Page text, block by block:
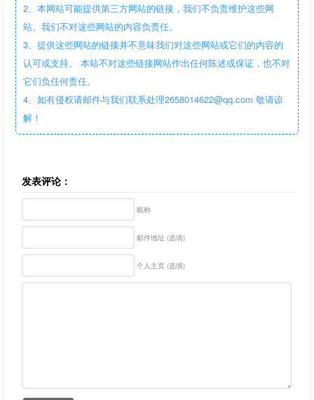
2、本网站可能提供第三方网站的链接，我们不负责维护这些网
站。我们不对这些网站的内容负责任。
3、提供这些网站的链接并不意味我们对这些网站或它们的内容的
认可或支持。 本站不对这些链接网站作出任何陈述或保证，也不对
它们负任何责任。
4、如有侵权请邮件与我们联系处理2658014622@qq.com 敬请谅
解！
发表评论：
昵称
邮件地址 (选填)
个人主页 (选填)